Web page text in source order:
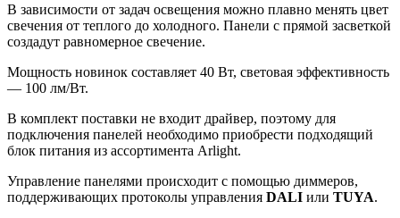
В зависимости от задач освещения можно плавно менять цвет
свечения от теплого до холодного. Панели с прямой засветкой
создадут равномерное свечение.
Мощность новинок составляет 40 Вт, световая эффективность
— 100 лм/Вт.
В комплект поставки не входит драйвер, поэтому для
подключения панелей необходимо приобрести подходящий
блок питания из ассортимента Arlight.
Управление панелями происходит с помощью диммеров,
поддерживающих протоколы управления DALI или TUYA.